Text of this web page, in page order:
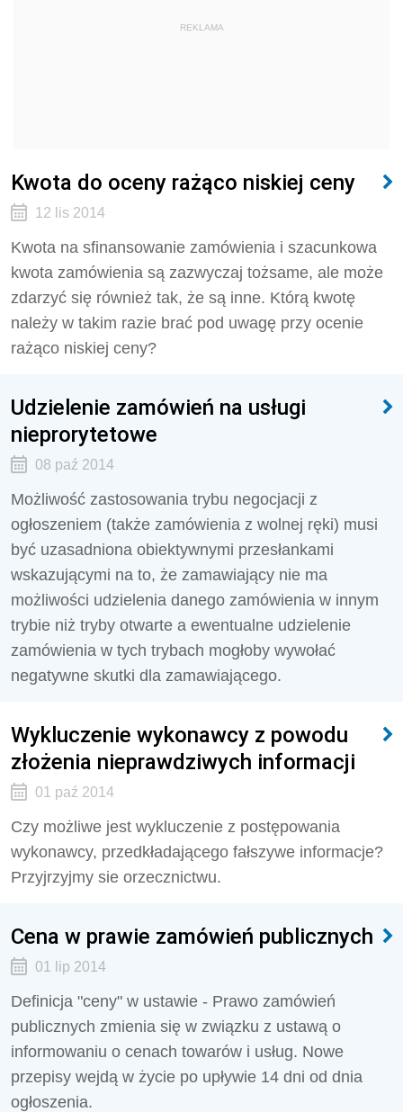
REKLAMA
Kwota do oceny rażąco niskiej ceny
12 lis 2014
Kwota na sfinansowanie zamówienia i szacunkowa
kwota zamówienia są zazwyczaj tożsame, ale może
zdarzyć się również tak, że są inne. Którą kwotę
należy w takim razie brać pod uwagę przy ocenie
rażąco niskiej ceny?
Udzielenie zamówień na usługi
nieprorytetowe
08 paź 2014
Możliwość zastosowania trybu negocjacji z
ogłoszeniem (także zamówienia z wolnej ręki) musi
być uzasadniona obiektywnymi przesłankami
wskazującymi na to, że zamawiający nie ma
możliwości udzielenia danego zamówienia w innym
trybie niż tryby otwarte a ewentualne udzielenie
zamówienia w tych trybach mogłoby wywołać
negatywne skutki dla zamawiającego.
Wykluczenie wykonawcy z powodu
złożenia nieprawdziwych informacji
01 paź 2014
Czy możliwe jest wykluczenie z postępowania
wykonawcy, przedkładającego fałszywe informacje?
Przyjrzyjmy sie orzecznictwu.
Cena w prawie zamówień publicznych
01 lip 2014
Definicja "ceny" w ustawie - Prawo zamówień
publicznych zmienia się w związku z ustawą o
informowaniu o cenach towarów i usług. Nowe
przepisy wejdą w życie po upływie 14 dni od dnia
ogłoszenia.